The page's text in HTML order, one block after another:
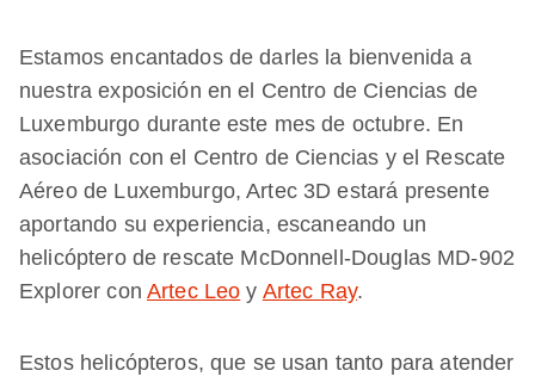
Estamos encantados de darles la bienvenida a
nuestra exposición en el Centro de Ciencias de
Luxemburgo durante este mes de octubre. En
asociación con el Centro de Ciencias y el Rescate
Aéreo de Luxemburgo, Artec 3D estará presente
aportando su experiencia, escaneando un
helicóptero de rescate McDonnell-Douglas MD-902
Explorer con Artec Leo y Artec Ray.
Estos helicópteros, que se usan tanto para atender